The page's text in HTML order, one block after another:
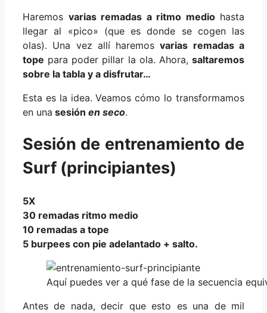
Haremos varias remadas a ritmo mediohasta
llegar al «pico» (que es donde se cogen las
olas). Una vez allí haremosvarias remadas a
tope para poder pillar la ola. Ahora, saltaremos
sobre la tabla y a disfrutar…
Esta es la idea. Veamos cómo lo transformamos
en una sesión en seco.
Sesión de entrenamiento de
Surf (principiantes)
5X
30 remadas ritmo medio
10 remadas a tope
5 burpees con pie adelantado + salto.
Aquí puedes ver a qué fase de la secuencia
Antes de nada, decir que esto es una de mil